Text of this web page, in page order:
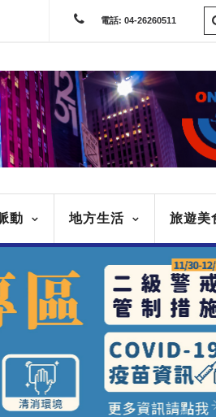
電話: 04-26260511
動 地方生活 旅遊美